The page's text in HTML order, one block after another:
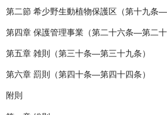
第二節 希少野生動植物保護区（第十九条―
第四章 保護管理事業（第二十六条―第二十
第五章 雑則（第三十条―第三十九条）
第六章 罰則（第四十条―第四十四条）
附則